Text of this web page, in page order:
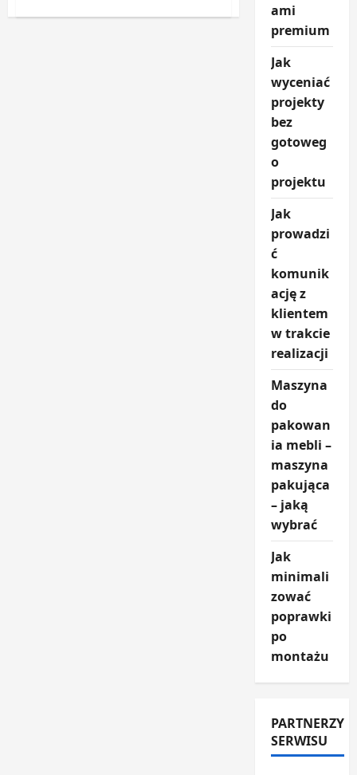
Jak
ami
premium
Jak
wyceniać
projekty
bez
gotoweg
o
projektu
Jak
prowadzi
ć
komunik
ację z
klientem
w trakcie
realizacji
Maszyna
do
pakowan
ia mebli –
maszyna
pakująca
– jaką
wybrać
Jak
minimali
zować
poprawki
po
montażu
PARTNERZY
SERWISU